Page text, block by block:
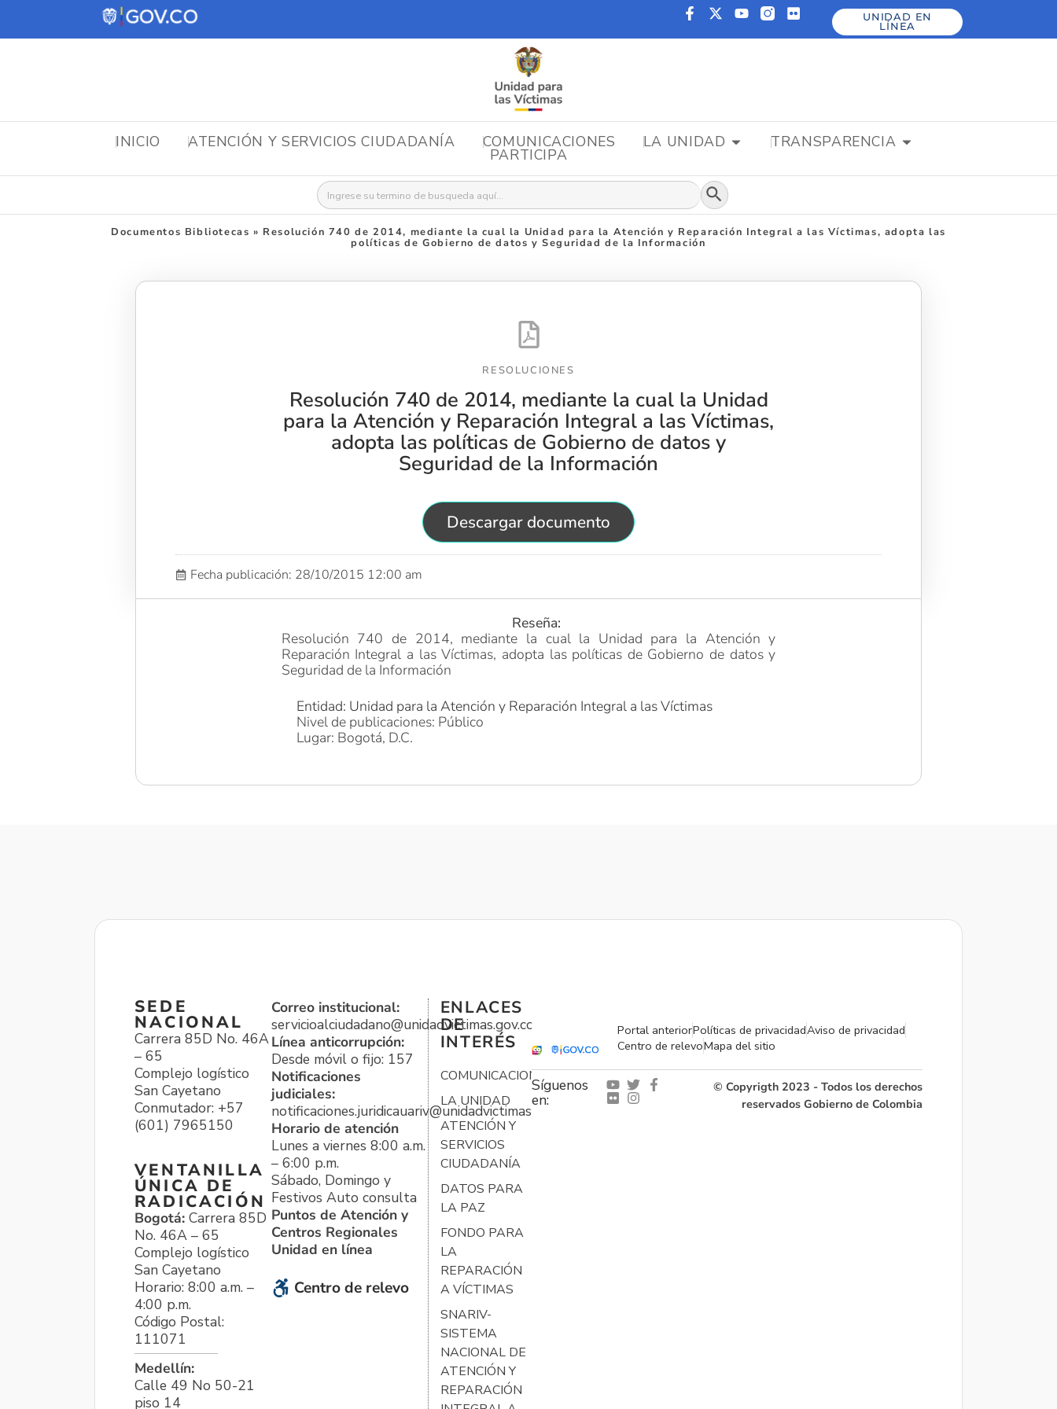
UNIDAD EN
LÍNEA
INICIO ATENCIÓN Y SERVICIOS CIUDADANÍA COMUNICACIONES LA UNIDAD TRANSPARENCIA
PARTICIPA
Buscar: Botón de búsqueda
Documentos Bibliotecas » Resolución 740 de 2014, mediante la cual la Unidad para la Atención y Reparación Integral a las Víctimas, adopta las
políticas de Gobierno de datos y Seguridad de la Información
RESOLUCIONES
Resolución 740 de 2014, mediante la cual la Unidad
para la Atención y Reparación Integral a las Víctimas,
adopta las políticas de Gobierno de datos y
Seguridad de la Información
Descargar documento
Fecha publicación: 28/10/2015 12:00 am
Reseña:
Resolución 740 de 2014, mediante la cual la Unidad para la Atención y
Reparación Integral a las Víctimas, adopta las políticas de Gobierno de datos y
Seguridad de la Información
Entidad: Unidad para la Atención y Reparación Integral a las Víctimas
Nivel de publicaciones: Público
Lugar: Bogotá, D.C.
SEDE
NACIONAL
Carrera 85D No. 46A
– 65
Complejo logístico
San Cayetano
Conmutador: +57
(601) 7965150
VENTANILLA
ÚNICA DE
RADICACIÓN
Bogotá: Carrera 85D
No. 46A – 65
Complejo logístico
San Cayetano
Horario: 8:00 a.m. –
4:00 p.m.
Código Postal:
111071
Medellín:
Calle 49 No 50-21
piso 14
Correo institucional:
servicioalciudadano@unidadvictimas.gov.co
Línea anticorrupción:
Desde móvil o fijo: 157
Notificaciones
judiciales:
notificaciones.juridicauariv@unidadvictimas.gov.co
Horario de atención
Lunes a viernes 8:00 a.m.
– 6:00 p.m.
Sábado, Domingo y
Festivos Auto consulta
Puntos de Atención y
Centros Regionales
Unidad en línea
Centro de relevo
ENLACES
DE
INTERÉS
COMUNICACIONES
LA UNIDAD
ATENCIÓN Y
SERVICIOS
CIUDADANÍA
DATOS PARA
LA PAZ
FONDO PARA
LA
REPARACIÓN
A VÍCTIMAS
SNARIV-
SISTEMA
NACIONAL DE
ATENCIÓN Y
REPARACIÓN
Portal anteriorPolíticas de privacidadAviso de privacidad
Centro de relevoMapa del sitio
Síguenos
en:
© Copyrigth 2023 - Todos los derechos
reservados Gobierno de Colombia